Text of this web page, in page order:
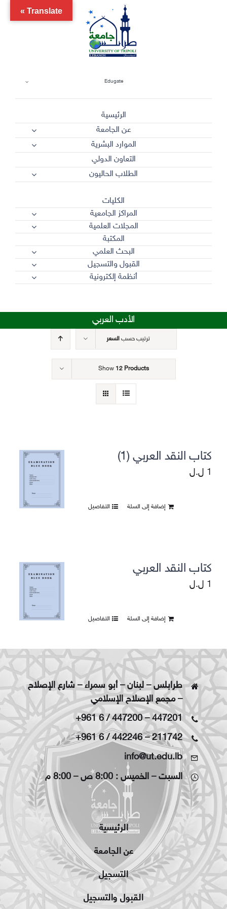
Edugate
الرئيسية
عن الجامعة
الموارد البشرية
التعاون الدولي
الطلاب الحاليون
الكليات
المراكز الجامعية
المجلات العلمية
المكتبة
البحث العلمي
القبول والتسجيل
أنظمة إلكترونية
الأدب العربي
ترتيب حسبالسعر
Show 12 Products
كتاب النقد العربي (1)
1 ل.ل
إضافة إلى السلة التفاصيل
كتاب النقد العربي
1 ل.ل
إضافة إلى السلة التفاصيل
طرابلس – لبنان – أبو سمراء – شارع الإصلاح
– مجمع الإصلاح الإسلامي
+961 6 / 447200–447201
+961 6 / 442246–211742
info@ut.edu.lb
السبت – الخميس : 8:00 ص – 8:00 م
الرئيسية
عن الجامعة
التسجيل
القبول والتسجيل
Translate »